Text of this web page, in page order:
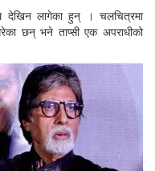
देखिन लागेका हुन् । चलचित्रमा
छन् भने ताप्सी एक अपराधीको